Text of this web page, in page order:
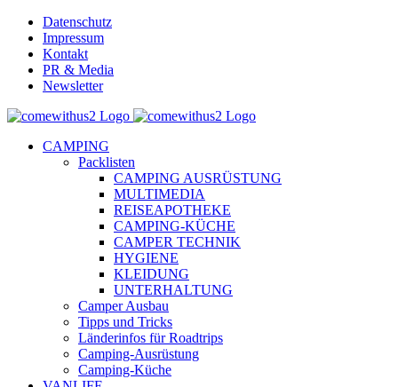
Skip
content
Datenschutz
Impressum
Kontakt
PR & Media
Newsletter
YouTube
Facebook
Twitter
Instagram
Pinterest
Email
CAMPING
Packlisten
CAMPING AUSRÜSTUNG
MULTIMEDIA
REISEAPOTHEKE
CAMPING-KÜCHE
CAMPER TECHNIK
HYGIENE
KLEIDUNG
UNTERHALTUNG
Camper Ausbau
Tipps und Tricks
Länderinfos für Roadtrips
Camping-Ausrüstung
Camping-Küche